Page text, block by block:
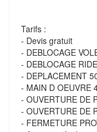
Tarifs :
- Devis gratuit
- DEBLOCAGE
- DEBLOCAGE
- DEPLACEMENT
- MAIN D OEUVRE
- OUVERTURE DE
- OUVERTURE DE
- FERMETURE